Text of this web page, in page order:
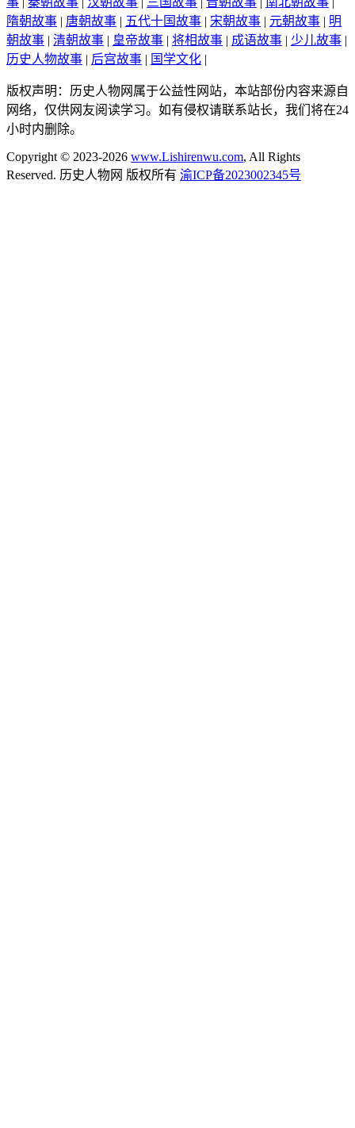
隋朝故事 | 唐朝故事 | 五代十国故事 | 宋朝故事 | 元朝故事 | 明
朝故事 | 清朝故事 | 皇帝故事 | 将相故事 | 成语故事 | 少儿故事 |
历史人物故事 | 后宫故事 | 国学文化 |
版权声明：历史人物网属于公益性网站，本站部份内容来源自
网络，仅供网友阅读学习。如有侵权请联系站长，我们将在24
小时内删除。
Copyright © 2023-2026 www.Lishirenwu.com, All Rights
Reserved. 历史人物网 版权所有 渝ICP备2023002345号